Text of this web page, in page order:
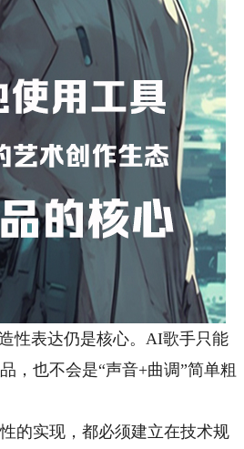
性表达仍是核心。AI歌手只能
，也不会是“声音+曲调”简单粗
的实现，都必须建立在技术规